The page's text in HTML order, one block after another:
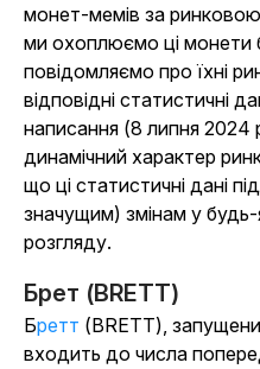
монет-мемів за ринковою
ми охоплюємо ці монети
повідомляємо про їхні
відповідні статистичні
написання (8 липня 2024
динамічний характер
що ці статистичні дані
значущим) змінам у будь-
розгляду.
Брет (BRETT)
Бретт (BRETT),
входить до числа